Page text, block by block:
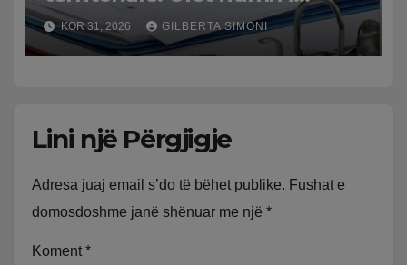
bashkive nga 61 në 46
KOR 31, 2026 GILBERTA SIMONI
Lini një Përgjigje
Adresa juaj email s’do të bëhet publike. Fushat e
domosdoshme janë shënuar me një *
Koment *